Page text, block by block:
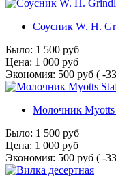
Соусник W. H.
Было: 1 500 руб
Цена: 1 000 руб
Экономия: 500 руб ( -
Молочник Myotts
Было: 1 500 руб
Цена: 1 000 руб
Экономия: 500 руб ( -